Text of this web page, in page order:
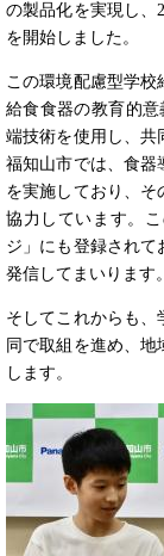
の製品化を実現し、
を開始しました。
この環境配慮型学
給食食器の教育的
端技術を使用し、共
福知山市では、食器
を実施しており、
協力しています。
ジ」にも登録されて
発信してまいります。
そしてこれからも
同で取組を進め、
します。